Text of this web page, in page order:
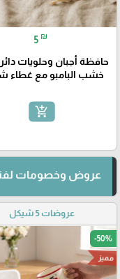
5 ₪
حافظة أجبان وحلويات
خشب البامبو مع غطاء
add_shopping_cart
عروض وخصومات
عروضات 5 شيكل
-50%
مميز